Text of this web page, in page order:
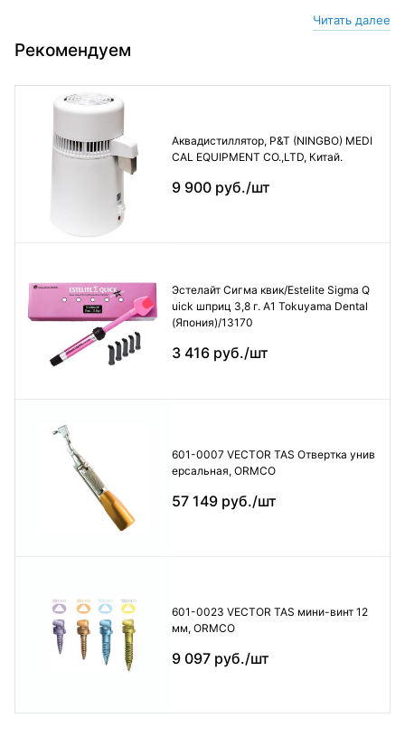
Читать далее
Рекомендуем
Аквадистиллятор, P&T (NINGBO) MEDI
CAL EQUIPMENT CO.,LTD, Китай.
9 900 руб./шт
Эстелайт Сигма квик/Estelite Sigma Q
uick шприц 3,8 г. А1 Tokuyama Dental
(Япония)/13170
3 416 руб./шт
601-0007 VECTOR TAS Отвертка унив
ерсальная, ORMCO
57 149 руб./шт
601-0023 VECTOR TAS мини-винт 12
мм, ORMCO
9 097 руб./шт